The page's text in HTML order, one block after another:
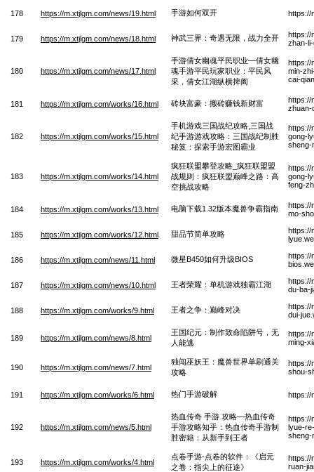
178 https://m.xtjlgm.com/news/19.html 手游如何双开 https://
179 https://m.xtjlgm.com/news/18.html 神武三界：奇遇无限，战力全开
https://
zhan-
180 https://m.xtjlgm.com/news/17.html
手游倩女幽魂平民职业—倩女幽
魂手游平民玩家职业：平民风
采，倩女江湖纵横捭阖
https://
min-
cai-
181 https://m.xtjlgm.com/works/16.html 砖块富豪：搬砖赚钱新财富
https://
zhuan-
182 https://m.xtjlgm.com/works/15.html
手机游戏三国战纪攻略,三国战
纪手游游戏攻略：三国战纪制胜
秘笈：探索手游宏图霸业
https://
gong-
sheng-
183 https://m.xtjlgm.com/works/14.html
疯狂联盟攀登攻略_疯狂联盟盟
战规则：疯狂联盟巅峰之路：高
空挑战攻略
https://
gong-
feng-
184 https://m.xtjlgm.com/works/13.html 电脑下载1.32版本魔兽争霸指南
https://
mo-
185 https://m.xtjlgm.com/works/12.html 甜品节简单攻略
https://
186 https://m.xtjlgm.com/news/11.html 微星B450如何升级BIOS
https://
187 https://m.xtjlgm.com/news/10.html 王者荣耀：单机游戏独霸江湖
https://
du-ba-
188 https://m.xtjlgm.com/works/9.html 王者之争：巅峰对决
https://
dui-
189 https://m.xtjlgm.com/news/8.html
王国纪元：制作致命陷阱号，无
人能逃
https://
ming-
190 https://m.xtjlgm.com/news/7.html
独闯巫妖王：魔兽世界单刷通关
攻略
https://
shou-
191 https://m.xtjlgm.com/works/6.html 热门手游破解 https://
192 https://m.xtjlgm.com/news/5.html
热血传奇 手游 攻略—热血传奇
手游攻略知乎：热血传奇手游制
胜密籍：从新手到王者
https://
lyue-
sheng-
193 https://m.xtjlgm.com/works/4.html
点卷手游-点卷的软件：《启元
之卷：指尖上的征途》
https://
ruan-